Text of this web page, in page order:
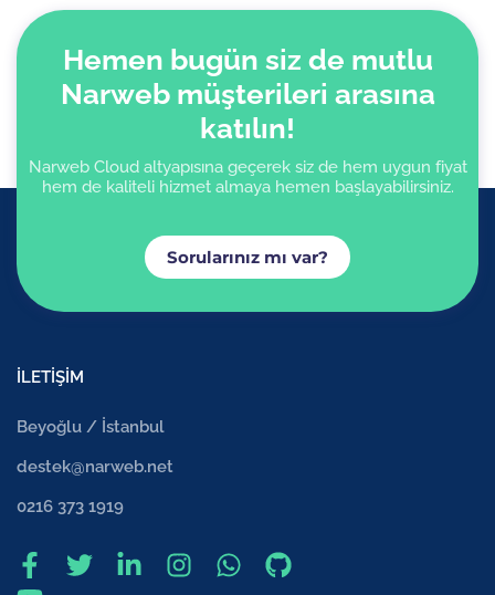
Hemen bugün siz de mutlu
Narweb müşterileri arasına
katılın!
Narweb Cloud altyapısına geçerek siz de hem uygun fiyat
hem de kaliteli hizmet almaya hemen başlayabilirsiniz.
Sorularınız mı var?
İLETİŞİM
Beyoğlu / İstanbul
destek@narweb.net
0216 373 1919